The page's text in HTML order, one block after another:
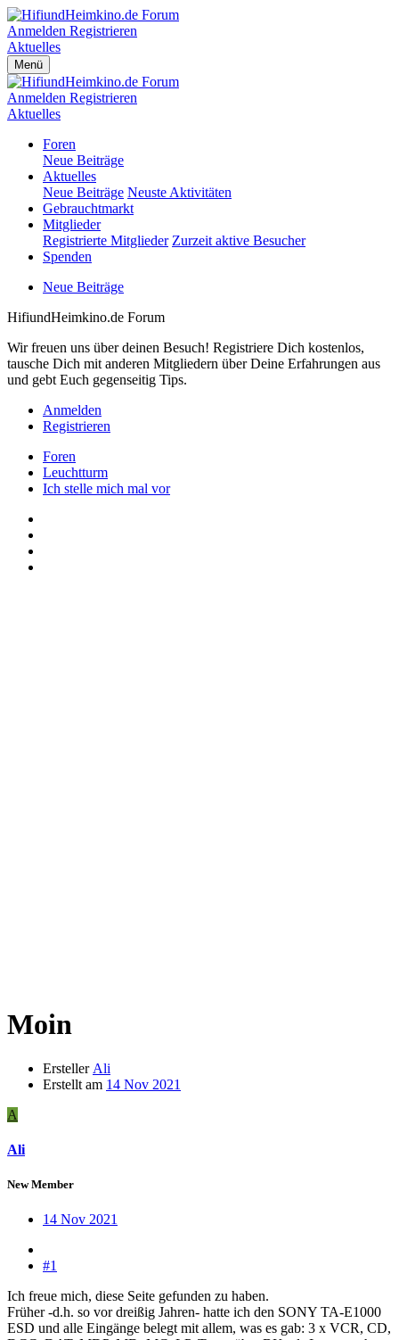
Anmelden Registrieren
Aktuelles
Menü
Anmelden Registrieren
Aktuelles
Foren
Neue Beiträge
Aktuelles
Neue Beiträge Neuste Aktivitäten
Gebrauchtmarkt
Mitglieder
Registrierte Mitglieder Zurzeit aktive Besucher
Spenden
Neue Beiträge
HifiundHeimkino.de Forum
Wir freuen uns über deinen Besuch! Registriere Dich kostenlos,
tausche Dich mit anderen Mitgliedern über Deine Erfahrungen aus
und gebt Euch gegenseitig Tips.
Anmelden
Registrieren
Foren
Leuchtturm
Ich stelle mich mal vor
Moin
Ersteller Ali
Erstellt am 14 Nov 2021
A
Ali
New Member
14 Nov 2021
#1
Ich freue mich, diese Seite gefunden zu haben.
Früher -d.h. so vor dreißig Jahren- hatte ich den SONY TA-E1000
ESD und alle Eingänge belegt mit allem, was es gab: 3 x VCR, CD,